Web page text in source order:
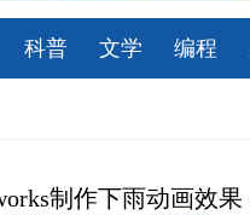
科普 文学 编程
制作下雨动画效果